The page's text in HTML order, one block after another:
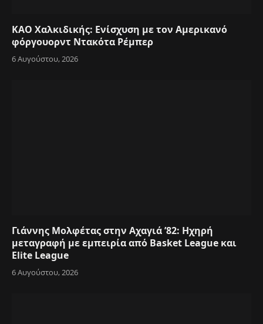
ΚΑΟ Χαλκιδικής: Ενίσχυση με τον Αμερικανό
φόργουορντ Ντακότα Ρέμπερ
6 Αυγούστου, 2026
Γιάννης Μολφέτας στην Αχαγιά ’82: Ηχηρή
μεταγραφή με εμπειρία από Basket League και
Elite League
6 Αυγούστου, 2026